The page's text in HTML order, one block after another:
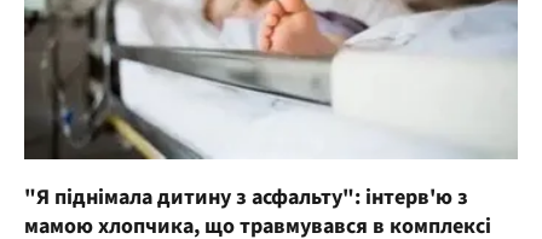
"Я піднімала дитину з асфальту": інтерв'ю з
мамою хлопчика, що травмувався в комплексі